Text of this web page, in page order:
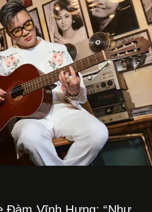
Đàm Vĩnh Hưng: “Như